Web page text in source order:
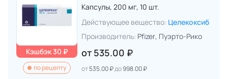
Кэшбэк 30 ₽
по рецепту
Капсулы, 200 мг, 10 шт.
Действующее вещество: Целекоксиб
Производитель: Pfizer, Пуэрто-Рико
от 535.00 ₽
от535.00 ₽до998.00 ₽